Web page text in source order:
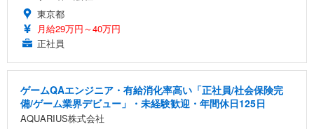
東京都
月給29万円～40万円
正社員
ゲームQAエンジニア・有給消化率高い「正社員/社会保険完
備/ゲーム業界デビュー」・未経験歓迎・年間休日125日
AQUARIUS株式会社